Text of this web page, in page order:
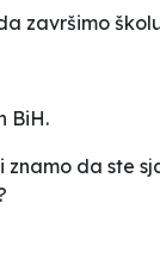
završimo
BiH.
da ste